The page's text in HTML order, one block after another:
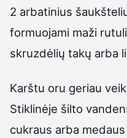
2 arbatinius
formuojami maži
skruzdėlių takų arba
Karštu oru geriau
Stiklinėje šilto
cukraus arba